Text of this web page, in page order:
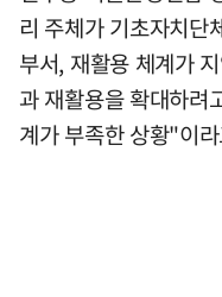
리 주체가 기초자치단
부서, 재활용 체계가
과 재활용을 확대하려
계가 부족한 상황"이